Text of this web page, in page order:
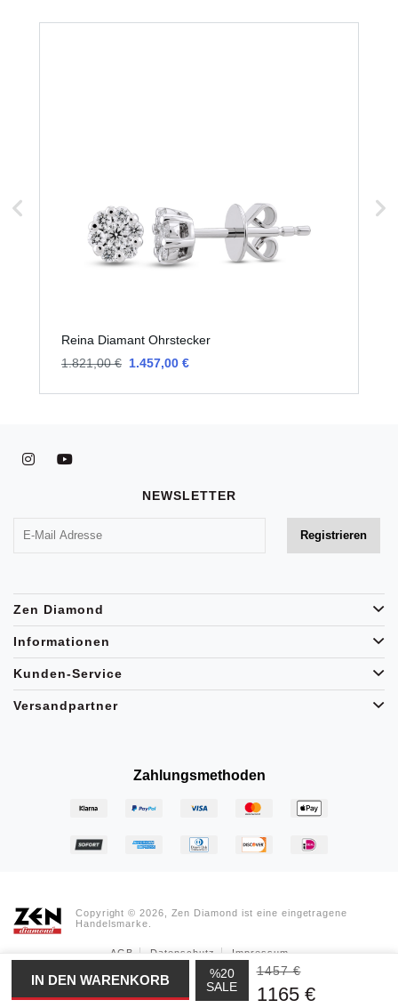
%20
SALE
1457 €
1165 €
Reina Diamant Ohrstecker
1.457,00 €
1.821,00 €
NEWSLETTER
Zen Diamond
Informationen
Kunden-Service
Versandpartner
Zahlungsmethoden
Copyright © 2026, Zen Diamond ist eine eingetragene
Handelsmarke.
AGB Datenschutz Impressum